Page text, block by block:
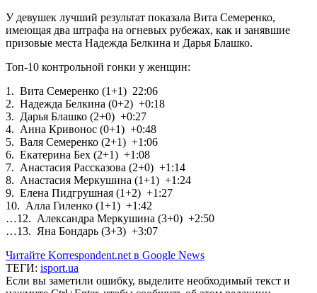
У девушек лучший результат показала Вита Семеренко,
имеющая два штрафа на огневых рубежах, как и занявшие
призовые места Надежда Белкина и Дарья Блашко.
Топ-10 контрольной гонки у женщин:
1. Вита Семеренко (1+1) 22:06
2. Надежда Белкина (0+2) +0:18
3. Дарья Блашко (2+0) +0:27
4. Анна Кривонос (0+1) +0:48
5. Валя Семеренко (2+1) +1:06
6. Екатерина Бех (2+1) +1:08
7. Анастасия Рассказова (2+0) +1:14
8. Анастасия Меркушина (1+1) +1:24
9. Елена Пидгрушная (1+2) +1:27
10. Алла Гиленко (1+1) +1:42
…12. Александра Меркушина (3+0) +2:50
…13. Яна Бондарь (3+3) +3:07
Читайте Korrespondent.net в Google News
ТЕГИ: isport.ua
Если вы заметили ошибку, выделите необходимый текст и